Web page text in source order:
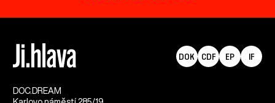
DOC.DREAM​
DOK CDF EP IF